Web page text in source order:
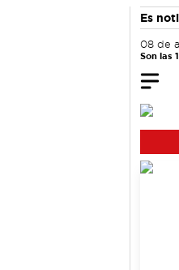
Es
08 de
Son las